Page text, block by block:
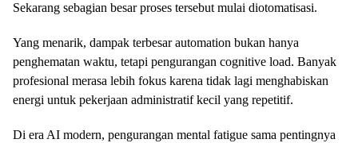
Sekarang sebagian besar proses tersebut mulai diotomatisasi.
Yang menarik, dampak terbesar automation bukan hanya
penghematan waktu, tetapi pengurangan cognitive load. Banyak
profesional merasa lebih fokus karena tidak lagi menghabiskan
energi untuk pekerjaan administratif kecil yang repetitif.
Di era AI modern, pengurangan mental fatigue sama pentingnya